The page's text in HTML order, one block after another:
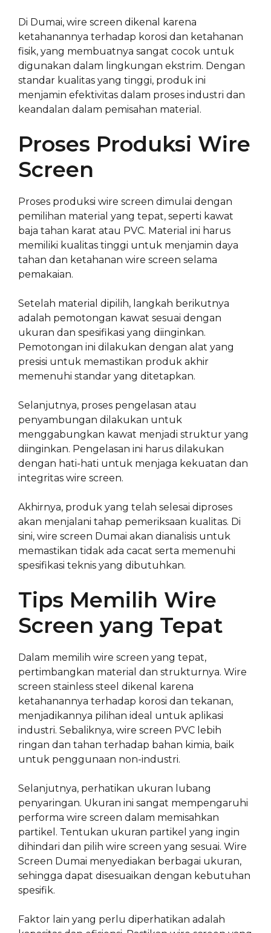
Di Dumai, wire screen dikenal karena
ketahanannya terhadap korosi dan ketahanan
fisik, yang membuatnya sangat cocok untuk
digunakan dalam lingkungan ekstrim. Dengan
standar kualitas yang tinggi, produk ini
menjamin efektivitas dalam proses industri dan
keandalan dalam pemisahan material.
Proses Produksi Wire
Screen
Proses produksi wire screen dimulai dengan
pemilihan material yang tepat, seperti kawat
baja tahan karat atau PVC. Material ini harus
memiliki kualitas tinggi untuk menjamin daya
tahan dan ketahanan wire screen selama
pemakaian.
Setelah material dipilih, langkah berikutnya
adalah pemotongan kawat sesuai dengan
ukuran dan spesifikasi yang diinginkan.
Pemotongan ini dilakukan dengan alat yang
presisi untuk memastikan produk akhir
memenuhi standar yang ditetapkan.
Selanjutnya, proses pengelasan atau
penyambungan dilakukan untuk
menggabungkan kawat menjadi struktur yang
diinginkan. Pengelasan ini harus dilakukan
dengan hati-hati untuk menjaga kekuatan dan
integritas wire screen.
Akhirnya, produk yang telah selesai diproses
akan menjalani tahap pemeriksaan kualitas. Di
sini, wire screen Dumai akan dianalisis untuk
memastikan tidak ada cacat serta memenuhi
spesifikasi teknis yang dibutuhkan.
Tips Memilih Wire
Screen yang Tepat
Dalam memilih wire screen yang tepat,
pertimbangkan material dan strukturnya. Wire
screen stainless steel dikenal karena
ketahanannya terhadap korosi dan tekanan,
menjadikannya pilihan ideal untuk aplikasi
industri. Sebaliknya, wire screen PVC lebih
ringan dan tahan terhadap bahan kimia, baik
untuk penggunaan non-industri.
Selanjutnya, perhatikan ukuran lubang
penyaringan. Ukuran ini sangat mempengaruhi
performa wire screen dalam memisahkan
partikel. Tentukan ukuran partikel yang ingin
dihindari dan pilih wire screen yang sesuai. Wire
Screen Dumai menyediakan berbagai ukuran,
sehingga dapat disesuaikan dengan kebutuhan
spesifik.
Faktor lain yang perlu diperhatikan adalah